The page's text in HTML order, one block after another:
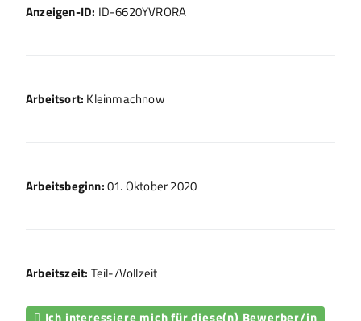
Anzeigen-ID: ID-6620YVRORA
Arbeitsort: Kleinmachnow
Arbeitsbeginn:01. Oktober 2020
Arbeitszeit: Teil-/Vollzeit
 Ich interessiere mich für diese(n) Bewerber/in